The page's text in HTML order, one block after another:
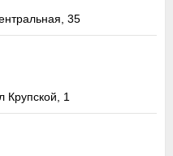
35
Крупской, 1